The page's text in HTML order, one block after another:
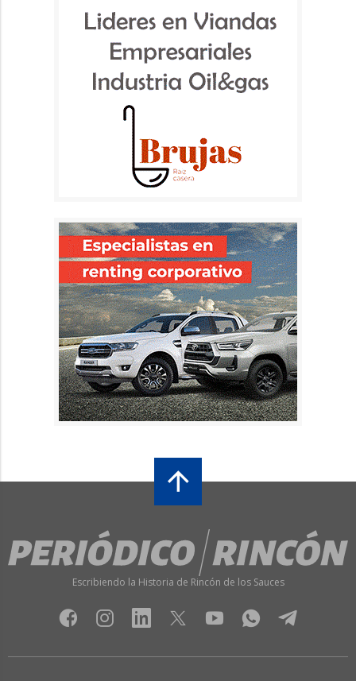
Escribiendo la Historia de Rincón de los Sauces